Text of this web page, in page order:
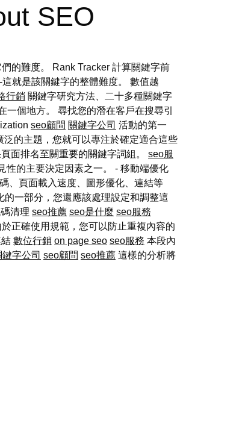
SEO
的難度。 Rank Tracker 計算關鍵字前
就是該關鍵字的整體難度。 數值越
行銷 關鍵字研究方法、二十多種關鍵字
一個地方。 尋找您的潛在客戶在搜尋引
seo顧問 關鍵字公司 活動的第一
的主題，您就可以專注於確定適合這些
面排名至關重要的關鍵字詞組。 seo服
性的主要決定因素之一。 - 移動端優化
、頁面載入速度、圖形優化、連結等
一部分，您還應該處理設定和調整這
清理 seo推薦 seo是什麼 seo服務
於正確使用規範，您可以防止重複內容的
數位行銷 on page seo seo服務 本段內
鍵字公司 seo顧問 seo推薦 這樣的分析將